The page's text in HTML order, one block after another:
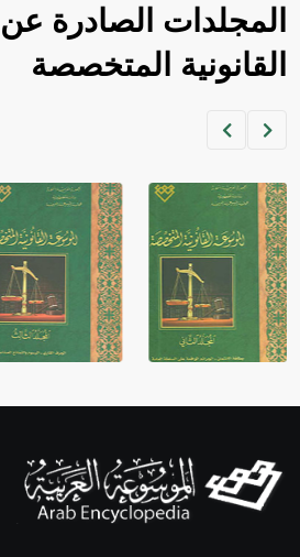
المجلدات الصادرة
القانونية المتخصصة